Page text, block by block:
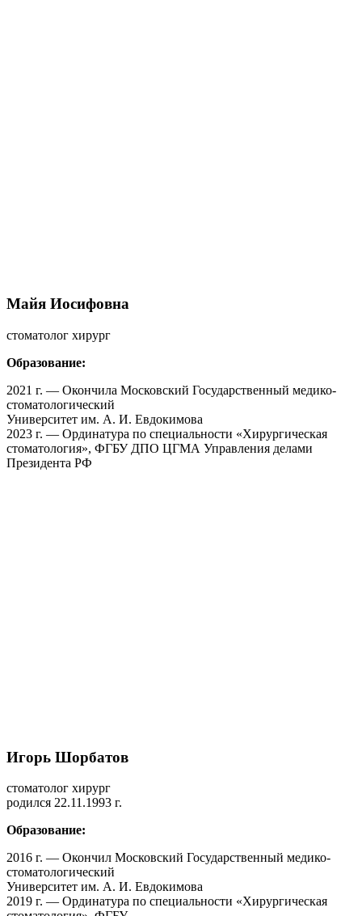
Майя Иосифовна
стоматолог хирург
Образование:
2021 г. — Окончила Московский Государственный медико-
стоматологический
Университет им. А. И. Евдокимова
2023 г. — Ординатура по специальности «Хирургическая
стоматология», ФГБУ ДПО ЦГМА Управления делами
Президента РФ
Игорь Шорбатов
стоматолог хирург
родился 22.11.1993 г.
Образование:
2016 г. — Окончил Московский Государственный медико-
стоматологический
Университет им. А. И. Евдокимова
2019 г. — Ординатура по специальности «Хирургическая